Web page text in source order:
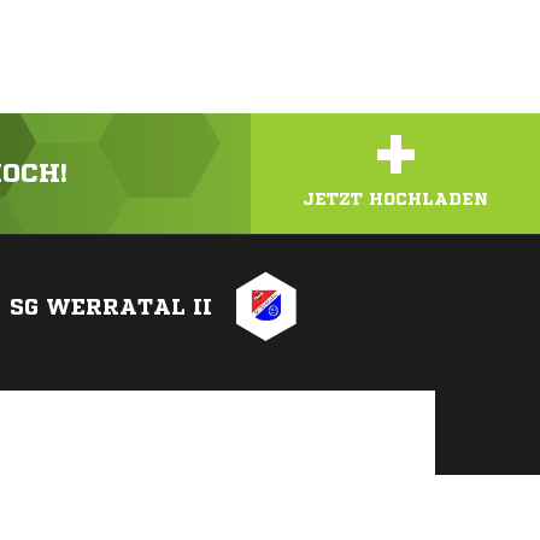
+
JETZT HOCHLADEN
SG WERRATAL II